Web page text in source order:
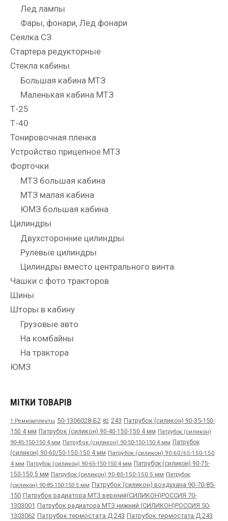
Лед лампы
Фары, фонари, Лед фонари
Сеялка СЗ
Стартера редукторные
Стекла кабины
Большая кабина МТЗ
Маленькая кабина МТЗ
Т-25
Т-40
Тонировочная пленка
Устройство прицепное МТЗ
Форточки
МТЗ большая кабина
МТЗ малая кабина
ЮМЗ большая кабина
Цилиндры
Двухсторонние цилиндры
Рулевые цилиндры
Цилиндры вместо центрального винта
Чашки с фото тракторов
Шины
Шторы в кабину
Грузовые авто
На комбайны
На трактора
ЮМЗ
МІТКИ ТОВАРІВ
1 Ремкомплекты 50-1306028-Б2 82 243 Патрубок (силикон) 90-35-150-
150 4 мм Патрубок (силикон) 90-40-150-150 4 мм Патрубок (силикон)
90-45-150-150 4 мм Патрубок (силикон) 90-50-150-150 4 мм Патрубок
(силикон) 90-60/50-150-150 4 мм Патрубок (силикон) 90-60/65-150-150
4 мм Патрубок (силикон) 90-65-150-150 4 мм Патрубок (силикон) 90-75-
150-150 5 мм Патрубок (силикон) 90-80-150-150 5 мм Патрубок
(силикон) 90-85-150-150 5 мм Патрубок (силикон) воздухана 90-70-85-
150 Патрубок радиатора МТЗ верхний(СИЛИКОН)РОССИЯ 70-
1303001 Патрубок радиатора МТЗ нижний (СИЛИКОН)РОССИЯ 50-
1303062 Патрубок термостата Д 243 Патрубок термостата Д 243